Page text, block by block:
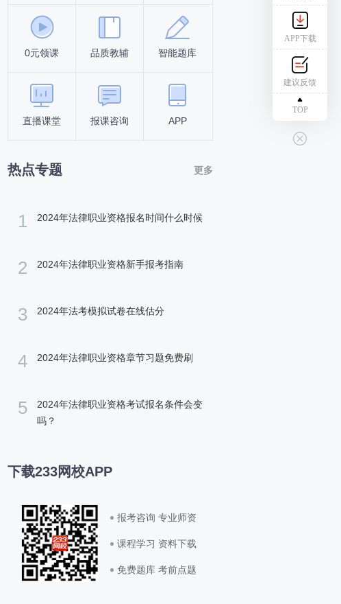
0元领课 品质教辅 智能题库
直播课堂 报课咨询 APP
考试时间
热点专题 更多
1 2024年法律职业资格报名时间什么时候
2 2024年法律职业资格新手报考指南
3 2024年法考模拟试卷在线估分
4 2024年法律职业资格章节习题免费刷
5
2024年法律职业资格考试报名条件会变
吗？
下载233网校APP
报考咨询 专业师资
课程学习 资料下载
免费题库 考前点题
APP下载
建议反馈
TOP